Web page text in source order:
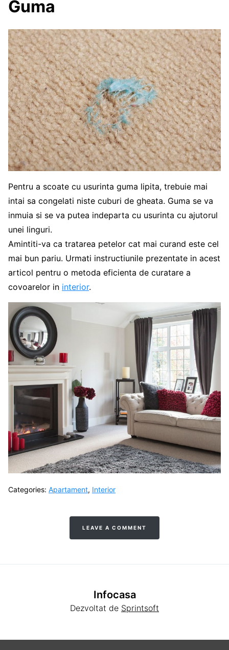
Guma
Pentru a scoate cu usurinta guma lipita, trebuie mai
intai sa congelati niste cuburi de gheata. Guma se va
inmuia si se va putea indeparta cu usurinta cu ajutorul
unei linguri.
Amintiti-va ca tratarea petelor cat mai curand este cel
mai bun pariu. Urmati instructiunile prezentate in acest
articol pentru o metoda eficienta de curatare a
covoarelor in interior.
Categories: Apartament, Interior
LEAVE A COMMENT
Infocasa
Dezvoltat de Sprintsoft